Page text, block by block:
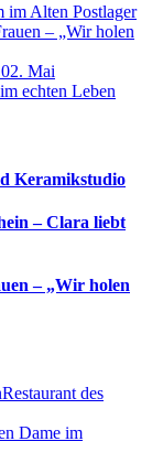
im Alten Postlager
– „Wir holen
Mai
echten Leben
Keramikstudio
– Clara liebt
– „Wir holen
Restaurant des